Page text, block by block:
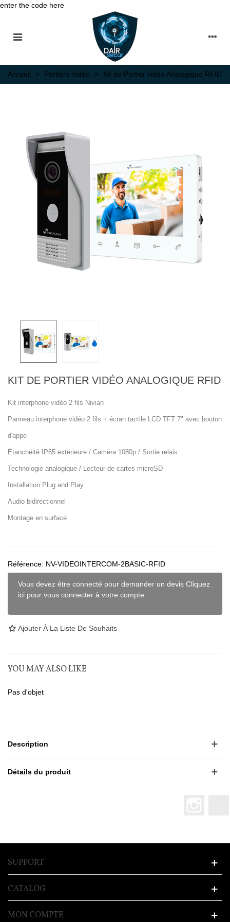
enter the code here
Accueil > Portiers Vidéo > Kit de Portier vidéo Analogique RFID
KIT DE PORTIER VIDÉO ANALOGIQUE RFID
Kit interphone vidéo 2 fils Nivian
Panneau interphone vidéo 2 fils + écran tactile LCD TFT 7" avec bouton
d'appe
Étanchéité IP65 extérieure / Caméra 1080p / Sortie relais
Technologie analogique / Lecteur de cartes microSD
Installation Plug and Play
Audio bidirectionnel
Montage en surface
Référence: NV-VIDEOINTERCOM-2BASIC-RFID
Vous devez être connecté pour demander un devis Cliquez
ici pour vous connecter à votre compte
Ajouter À La Liste De Souhaits
YOU MAY ALSO LIKE
Pas d'objet
Description
Détails du produit
SUPPORT
CATALOG
MON COMPTE